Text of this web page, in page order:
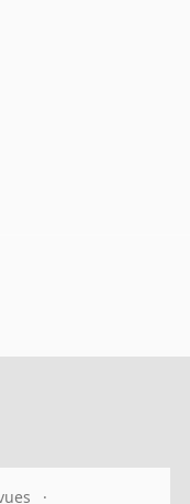
slide
slide